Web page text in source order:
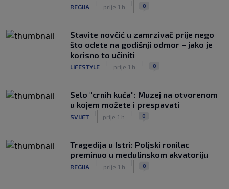
REGIJA prije 1 h 0
Stavite novčić u zamrzivač prije nego
što odete na godišnji odmor – jako je
korisno to učiniti
LIFESTYLE prije 1 h 0
Selo "crnih kuća": Muzej na otvorenom
u kojem možete i prespavati
SVIJET prije 1 h 0
Tragedija u Istri: Poljski ronilac
preminuo u medulinskom akvatoriju
REGIJA prije 1 h 0